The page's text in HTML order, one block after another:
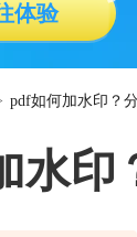
体验
pdf如何加水印？
水印